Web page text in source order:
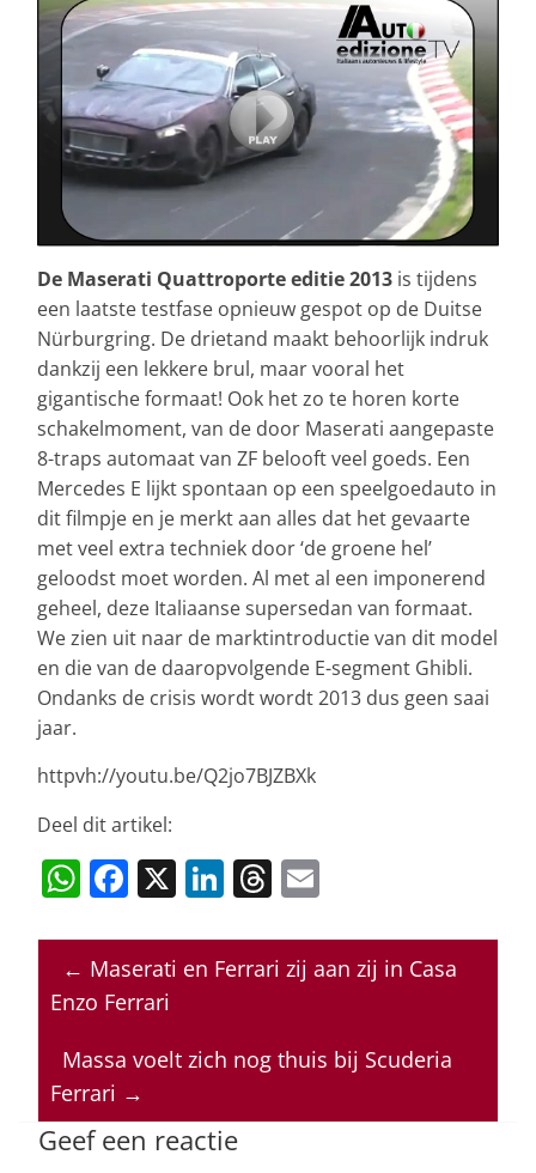
De Maserati Quattroporte editie 2013 is tijdens
een laatste testfase opnieuw gespot op de Duitse
Nürburgring. De drietand maakt behoorlijk indruk
dankzij een lekkere brul, maar vooral het
gigantische formaat! Ook het zo te horen korte
schakelmoment, van de door Maserati aangepaste
8-traps automaat van ZF belooft veel goeds. Een
Mercedes E lijkt spontaan op een speelgoedauto in
dit filmpje en je merkt aan alles dat het gevaarte
met veel extra techniek door ‘de groene hel’
geloodst moet worden. Al met al een imponerend
geheel, deze Italiaanse supersedan van formaat.
We zien uit naar de marktintroductie van dit model
en die van de daaropvolgende E-segment Ghibli.
Ondanks de crisis wordt wordt 2013 dus geen saai
jaar.
httpvh://youtu.be/Q2jo7BJZBXk
Deel dit artikel:
W
at
s
p
p
F
c
e
o
o
k
X Li
k
e
n
T
re
a
s
ai
l
← Maserati en Ferrari zij aan zij in Casa
Enzo Ferrari
Massa voelt zich nog thuis bij Scuderia
Ferrari →
Geef een reactie